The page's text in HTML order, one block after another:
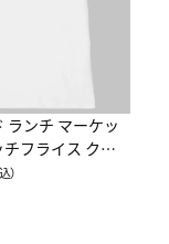
ランチ マーケッ
チフライス クル
半袖Ｔシャツ
）